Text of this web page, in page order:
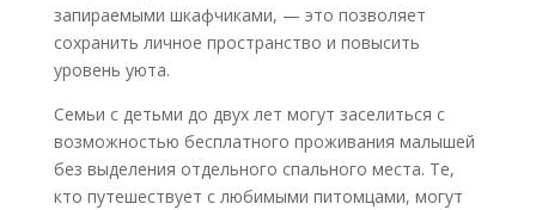
запираемыми шкафчиками, — это позволяет
сохранить личное пространство и повысить
уровень уюта.
Семьи с детьми до двух лет могут заселиться с
возможностью бесплатного проживания малышей
без выделения отдельного спального места. Те,
кто путешествует с любимыми питомцами, могут